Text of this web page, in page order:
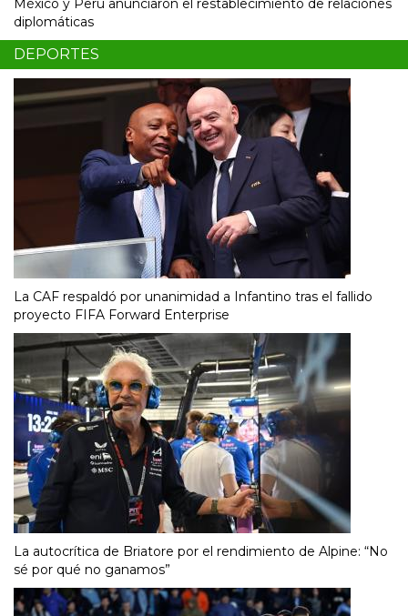
México y Perú anunciaron el restablecimiento de relaciones
diplomáticas
DEPORTES
La CAF respaldó por unanimidad a Infantino tras el fallido
proyecto FIFA Forward Enterprise
La autocrítica de Briatore por el rendimiento de Alpine: “No
sé por qué no ganamos”